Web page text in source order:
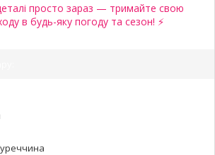
просто зараз — тримайте свою
в будь-яку погоду та сезон! ⚡